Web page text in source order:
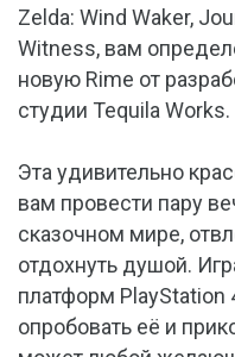
Zelda: Wind Waker,
Witness, вам
новую Rime от
студии Tequila Works.
Эта удивительно
вам провести пару
сказочном мире,
отдохнуть душой.
платформ PlayStation
опробовать её и